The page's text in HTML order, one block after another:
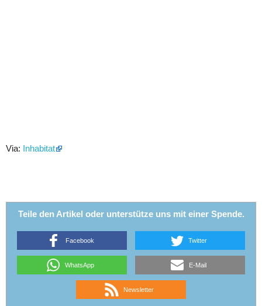
Via: Inhabitat
Teile den Artikel oder unterstütze uns mit einer Spende.
Facebook Twitter
WhatsApp E-Mail
Newsletter